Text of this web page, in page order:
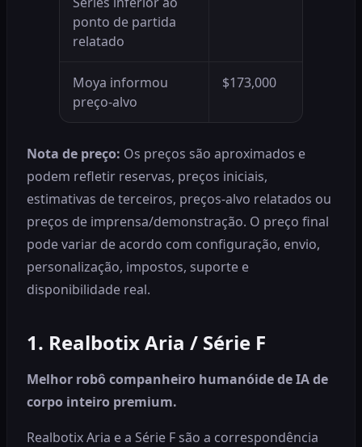
ponto de partida
relatado
Moya informou
preço-alvo
$173,000
Nota de preço: Os preços são aproximados e
podem refletir reservas, preços iniciais,
estimativas de terceiros, preços-alvo relatados ou
preços de imprensa/demonstração. O preço final
pode variar de acordo com configuração, envio,
personalização, impostos, suporte e
disponibilidade real.
1. Realbotix Aria / Série F
Melhor robô companheiro humanóide de IA de
corpo inteiro premium.
Realbotix Aria e a Série F são a correspondência